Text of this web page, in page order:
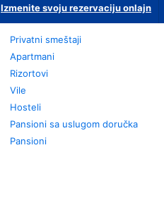
Izmenite svoju rezervaciju onlajn
Privatni smeštaji
Apartmani
Rizortovi
Vile
Hosteli
Pansioni sa uslugom doručka
Pansioni